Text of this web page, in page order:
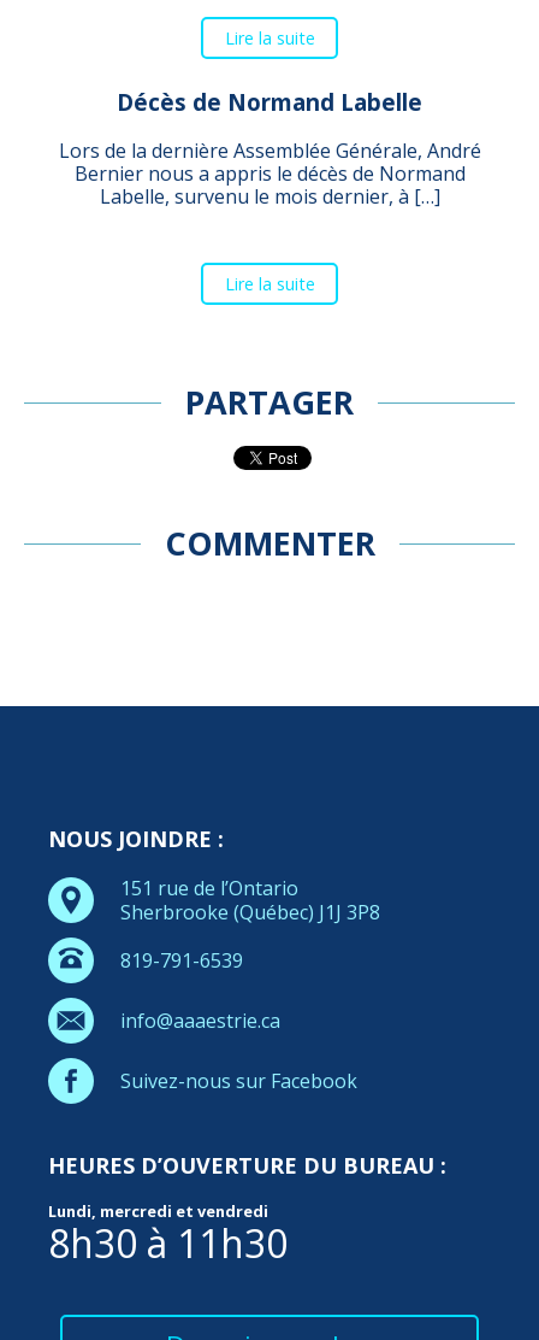
Lire la suite
Décès de Normand Labelle
Lors de la dernière Assemblée Générale, André
Bernier nous a appris le décès de Normand
Labelle, survenu le mois dernier, à […]
Lire la suite
PARTAGER
COMMENTER
NOUS JOINDRE :
151 rue de l’Ontario
Sherbrooke (Québec) J1J 3P8
819-791-6539
info@aaaestrie.ca
Suivez-nous sur Facebook
HEURES D’OUVERTURE DU BUREAU :
Lundi, mercredi et vendredi
8h30 à 11h30